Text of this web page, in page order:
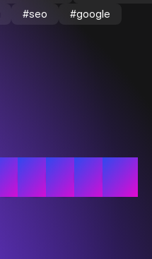
#seo #google